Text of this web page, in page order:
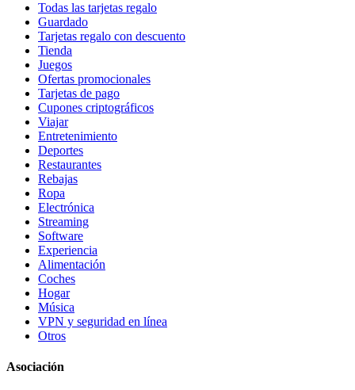
Todas las tarjetas regalo
Guardado
Tarjetas regalo con descuento
Tienda
Juegos
Ofertas promocionales
Tarjetas de pago
Cupones criptográficos
Viajar
Entretenimiento
Deportes
Restaurantes
Rebajas
Ropa
Electrónica
Streaming
Software
Experiencia
Alimentación
Coches
Hogar
Música
VPN y seguridad en línea
Otros
Asociación